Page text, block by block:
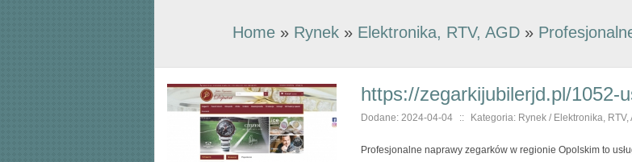
Home » Rynek » Elektronika, RTV, AGD »
https://zegarkijubilerjd.pl/1052-
Dodane: 2024-04-04 :: Kategoria: Rynek / Elektronika, RTV,
Profesjonalne naprawy zegarków w regionie Opolskim to